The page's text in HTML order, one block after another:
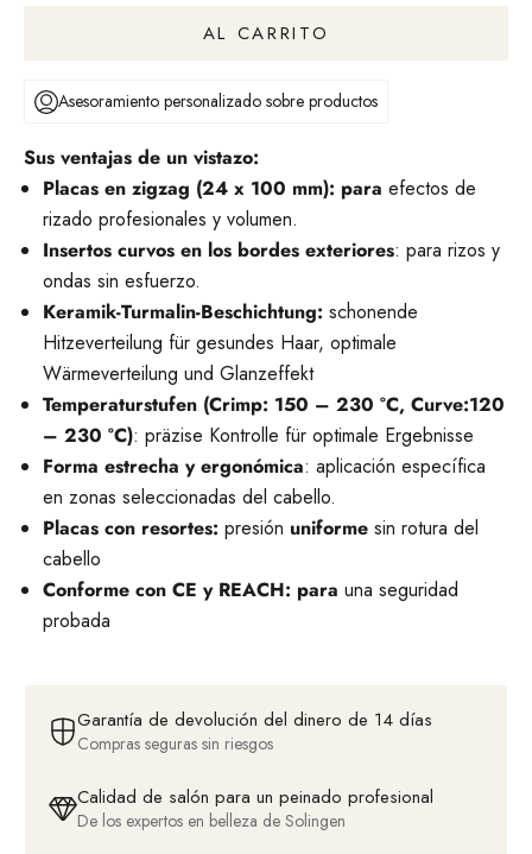
AL CARRITO
Asesoramiento personalizado sobre productos
Sus ventajas de un vistazo:
Placas en zigzag (24 x 100 mm): para efectos de
rizado profesionales y volumen.
Insertos curvos en los bordes exteriores: para rizos y
ondas sin esfuerzo.
Keramik-Turmalin-Beschichtung: schonende
Hitzeverteilung für gesundes Haar, optimale
Wärmeverteilung und Glanzeffekt
Temperaturstufen (Crimp: 150 – 230 °C, Curve:120
– 230 °C): präzise Kontrolle für optimale Ergebnisse
Forma estrecha y ergonómica: aplicación específica
en zonas seleccionadas del cabello.
Placas con resortes: presión uniforme sin rotura del
cabello
Conforme con CE y REACH: para una seguridad
probada
Garantía de devolución del dinero de 14 días
Compras seguras sin riesgos
Calidad de salón para un peinado profesional
De los expertos en belleza de Solingen